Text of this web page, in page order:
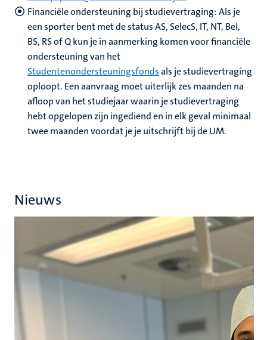
Financiële ondersteuning bij studievertraging: Als je
een sporter bent met de status AS, SelecS, IT, NT, Bel,
BS, RS of Q kun je in aanmerking komen voor financiële
ondersteuning van het
Studentenondersteuningsfondsals je studievertraging
oploopt. Een aanvraag moet uiterlijk zes maanden na
afloop van het studiejaar waarin je studievertraging
hebt opgelopen zijn ingediend en in elk geval minimaal
twee maanden voordat je je uitschrijft bij de UM.
Nieuws